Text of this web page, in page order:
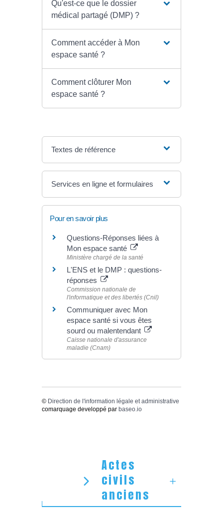
Qu'est-ce que le dossier
médical partagé (DMP) ?
Comment accéder à Mon
espace santé ?
Comment clôturer Mon
espace santé ?
Textes de référence
Services en ligne et formulaires
Pour en savoir plus
Questions-Réponses liées à
Mon espace santé
Ministère chargé de la santé
L'ENS et le DMP : questions-
réponses
Commission nationale de
l'informatique et des libertés (Cnil)
Communiquer avec Mon
espace santé si vous êtes
sourd ou malentendant
Caisse nationale d'assurance
maladie (Cnam)
© Direction de l'information légale et administrative
comarquage developpé par baseo.io
Actes
civils
anciens